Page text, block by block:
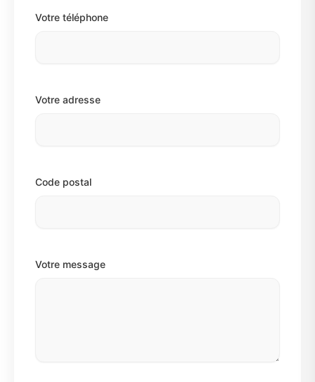
Votre téléphone
Votre adresse
Code postal
Votre message